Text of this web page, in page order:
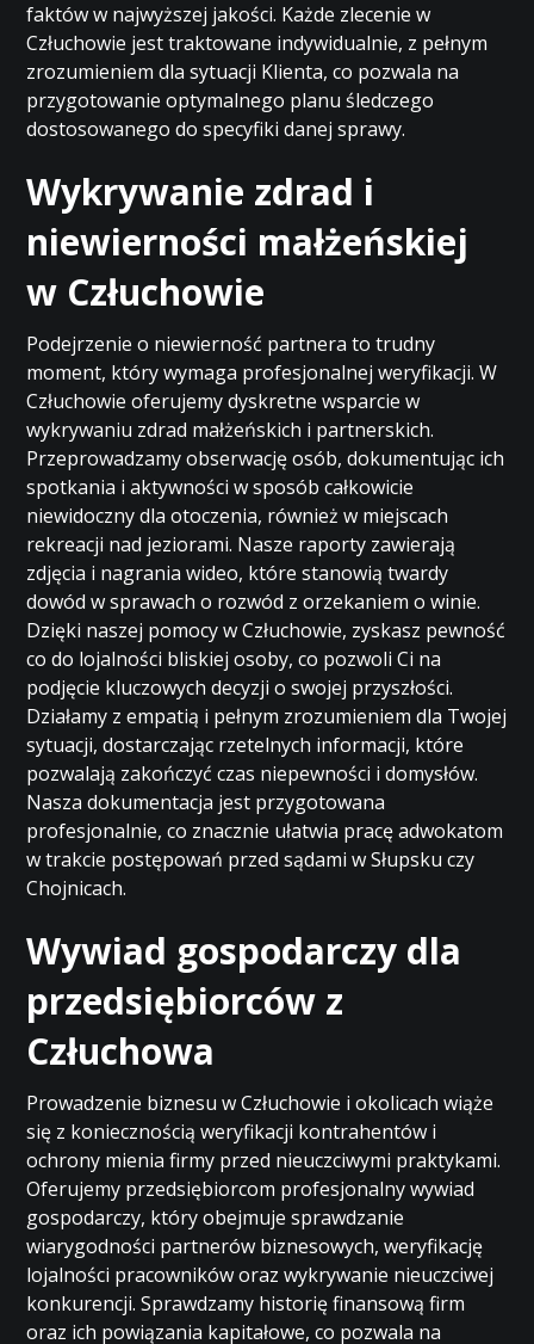
faktów w najwyższej jakości. Każde zlecenie w
Człuchowie jest traktowane indywidualnie, z pełnym
zrozumieniem dla sytuacji Klienta, co pozwala na
przygotowanie optymalnego planu śledczego
dostosowanego do specyfiki danej sprawy.
Wykrywanie zdrad i
niewierności małżeńskiej
w Człuchowie
Podejrzenie o niewierność partnera to trudny
moment, który wymaga profesjonalnej weryfikacji. W
Człuchowie oferujemy dyskretne wsparcie w
wykrywaniu zdrad małżeńskich i partnerskich.
Przeprowadzamy obserwację osób, dokumentując ich
spotkania i aktywności w sposób całkowicie
niewidoczny dla otoczenia, również w miejscach
rekreacji nad jeziorami. Nasze raporty zawierają
zdjęcia i nagrania wideo, które stanowią twardy
dowód w sprawach o rozwód z orzekaniem o winie.
Dzięki naszej pomocy w Człuchowie, zyskasz pewność
co do lojalności bliskiej osoby, co pozwoli Ci na
podjęcie kluczowych decyzji o swojej przyszłości.
Działamy z empatią i pełnym zrozumieniem dla Twojej
sytuacji, dostarczając rzetelnych informacji, które
pozwalają zakończyć czas niepewności i domysłów.
Nasza dokumentacja jest przygotowana
profesjonalnie, co znacznie ułatwia pracę adwokatom
w trakcie postępowań przed sądami w Słupsku czy
Chojnicach.
Wywiad gospodarczy dla
przedsiębiorców z
Człuchowa
Prowadzenie biznesu w Człuchowie i okolicach wiąże
się z koniecznością weryfikacji kontrahentów i
ochrony mienia firmy przed nieuczciwymi praktykami.
Oferujemy przedsiębiorcom profesjonalny wywiad
gospodarczy, który obejmuje sprawdzanie
wiarygodności partnerów biznesowych, weryfikację
lojalności pracowników oraz wykrywanie nieuczciwej
konkurencji. Sprawdzamy historię finansową firm
oraz ich powiązania kapitałowe, co pozwala na